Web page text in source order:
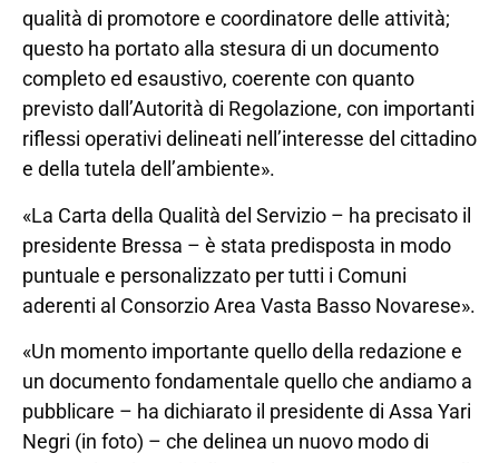
qualità di promotore e coordinatore delle attività;
questo ha portato alla stesura di un documento
completo ed esaustivo, coerente con quanto
previsto dall’Autorità di Regolazione, con importanti
riflessi operativi delineati nell’interesse del cittadino
e della tutela dell’ambiente».
«La Carta della Qualità del Servizio – ha precisato il
presidente Bressa – è stata predisposta in modo
puntuale e personalizzato per tutti i Comuni
aderenti al Consorzio Area Vasta Basso Novarese».
«Un momento importante quello della redazione e
un documento fondamentale quello che andiamo a
pubblicare – ha dichiarato il presidente di Assa Yari
Negri (in foto) – che delinea un nuovo modo di